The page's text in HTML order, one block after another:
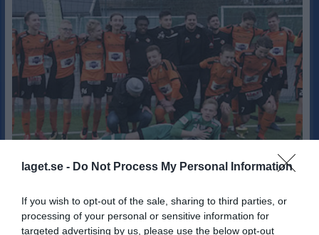
laget.se - Do Not Process My Personal Information
If you wish to opt-out of the sale, sharing to third parties, or
processing of your personal or sensitive information for
targeted advertising by us, please use the below opt-out
Grattis Karlskrona till vinsten i Varberg GIF Cup 2017.
Bockstenscupen 16 okt 2017 0